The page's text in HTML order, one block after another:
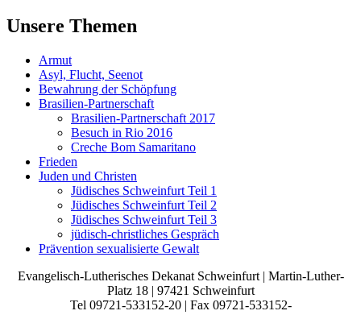
Unsere Themen
Armut
Asyl, Flucht, Seenot
Bewahrung der Schöpfung
Brasilien-Partnerschaft
Brasilien-Partnerschaft 2017
Besuch in Rio 2016
Creche Bom Samaritano
Frieden
Juden und Christen
Jüdisches Schweinfurt Teil 1
Jüdisches Schweinfurt Teil 2
Jüdisches Schweinfurt Teil 3
jüdisch-christliches Gespräch
Prävention sexualisierte Gewalt
Evangelisch-Lutherisches Dekanat Schweinfurt | Martin-Luther-
Platz 18 | 97421 Schweinfurt
Tel 09721-533152-20 | Fax 09721-533152-